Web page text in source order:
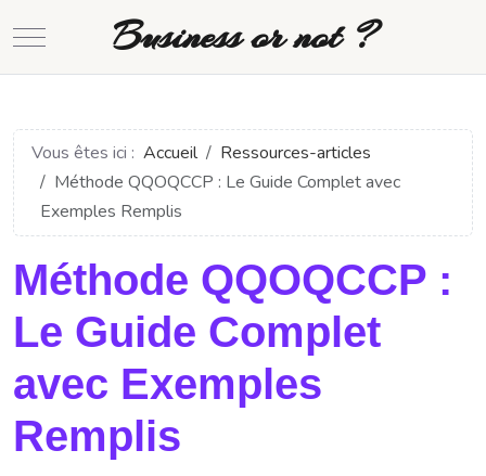
Mobile Menu ToggleBusiness or not ?
Vous êtes ici : Accueil
Ressources-articles
Méthode QQOQCCP : Le Guide Complet avec
Exemples Remplis
Méthode QQOQCCP :
Le Guide Complet
avec Exemples
Remplis